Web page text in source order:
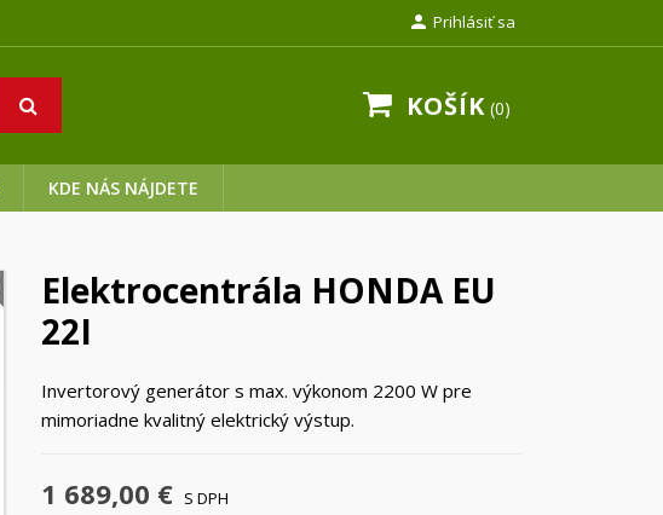
 Prihlásiť sa
KOŠÍK 0
KDE NÁS NÁJDETE
Elektrocentrála HONDA EU
22I
Invertorový generátor s max. výkonom 2200 W pre
mimoriadne kvalitný elektrický výstup.
1 689,00 € S DPH